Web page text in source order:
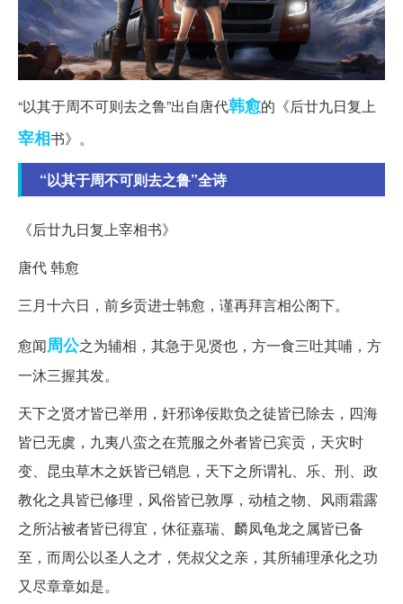
“以其于周不可则去之鲁”出自唐代韩愈的《后廿九日复上
宰相书》。
“以其于周不可则去之鲁”全诗
《后廿九日复上宰相书》
唐代 韩愈
三月十六日，前乡贡进士韩愈，谨再拜言相公阁下。
愈闻周公之为辅相，其急于见贤也，方一食三吐其哺，方
一沐三握其发。
天下之贤才皆已举用，奸邪谗佞欺负之徒皆已除去，四海
皆已无虞，九夷八蛮之在荒服之外者皆已宾贡，天灾时
变、昆虫草木之妖皆已销息，天下之所谓礼、乐、刑、政
教化之具皆已修理，风俗皆已敦厚，动植之物、风雨霜露
之所沾被者皆已得宜，休征嘉瑞、麟凤龟龙之属皆已备
至，而周公以圣人之才，凭叔父之亲，其所辅理承化之功
又尽章章如是。